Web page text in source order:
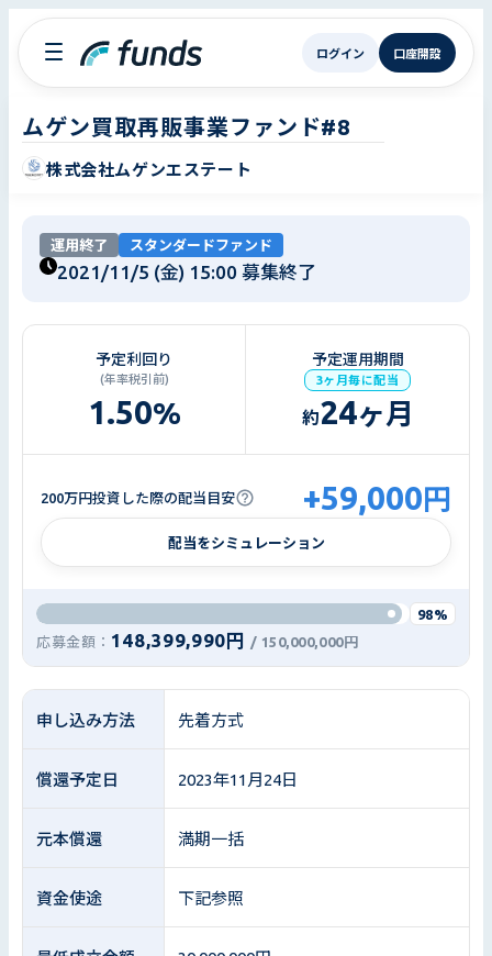
ログイン 口座開設
ムゲン買取再販事業ファンド#8
株式会社ムゲンエステート
運用終了 スタンダードファンド
2021/11/5 (金) 15:00 募集終了
予定利回り
(年率税引前)
1.50%
予定運用期間
3ヶ月毎に配当
約24ヶ月
200万円投資した際の配当目安 +59,000 円
配当をシミュレーション
98%
応募金額： 148,399,990円 / 150,000,000円
申し込み方法 先着方式
償還予定日 2023年11月24日
元本償還 満期一括
資金使途 下記参照